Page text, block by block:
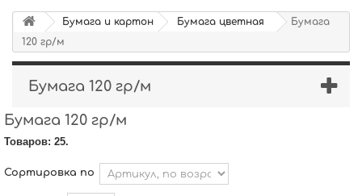
Бумага и картон Бумага цветная
Бумага
120 гр/м
Бумага 120 гр/м
Бумага 120 гр/м
Товаров: 25.
Сортировка по